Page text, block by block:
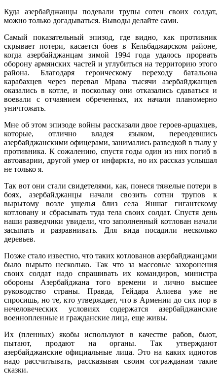
Куда азербайджанцы подевали трупы сотен своих солдат,
можно только догадываться. Выводы делайте сами.
Самый показательный эпизод, где видно, как противник
скрывает потери, касается боев в Кельбаджарском районе,
когда азербайджанцам зимой 1994 года удалось прорвать
оборону армянских частей и углубиться на территорию этого
района. Благодаря героическому переходу батальона
карабахцев через перевал Мрава тысячи азербайджанцев
оказались в котле, и поскольку они отказались сдаваться и
воевали с отчаянием обреченных, их начали планомерно
уничтожать.
Мне об этом эпизоде войны рассказали двое героев-арцахцев,
которые, отлично владея языком, переодевшись
азербайджанскими офицерами, занимались разведкой в тылу у
противника. К сожалению, спустя годы один из них погиб в
автоаварии, другой умер от инфаркта, но их рассказ услышал
не только я.
Так вот они стали свидетелями, как, понеся тяжелые потери в
боях, азербайджанцы начали свозить сотни трупов к
вырытому возле ущелья близ села Яншаг гигантскому
котловану и сбрасывать туда тела своих солдат. Спустя день
наши разведчики увидели, что заполненный котлован начали
засыпать и разравнивать. Для вида посадили несколько
деревьев.
Позже стало известно, что таких котлованов азербайджанцами
было вырыто несколько. Так что за массовые захоронения
своих солдат надо спрашивать их командиров, министра
обороны Азербайджана того времени и лично высшее
руководство страны. Правда, Гейдара Алиева уже не
спросишь, но те, кто утверждает, что в Армении до сих пор в
нечеловеческих условиях содержатся азербайджанские
военнопленные и гражданские лица, еще живы.
Их (пленных) якобы используют в качестве рабов, бьют,
пытают, продают на органы. Так утверждают
азербайджанские официальные лица. Это на каких идиотов
надо рассчитывать, рассказывая своим согражданам такие
сказки.